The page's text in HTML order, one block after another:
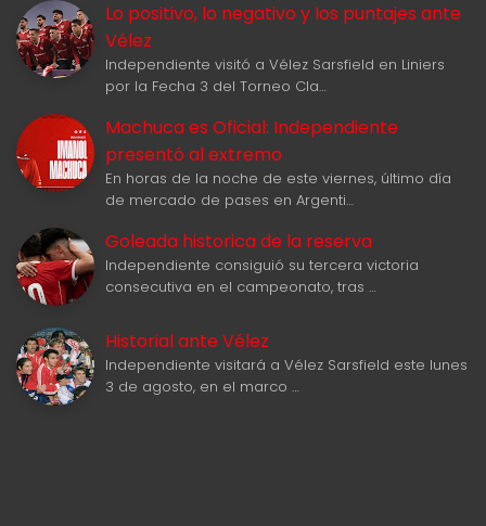
Lo positivo, lo negativo y los puntajes ante
Vélez
Independiente visitó a Vélez Sarsfield en Liniers
por la Fecha 3 del Torneo Cla…
Machuca es Oficial: Independiente
presentó al extremo
En horas de la noche de este viernes, último día
de mercado de pases en Argenti…
Goleada historica de la reserva
Independiente consiguió su tercera victoria
consecutiva en el campeonato, tras …
Historial ante Vélez
Independiente visitará a Vélez Sarsfield este lunes
3 de agosto, en el marco …